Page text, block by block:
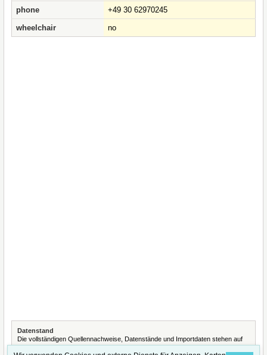
phone
+49 30 62970245
wheelchair
no
Datenstand
Die vollständigen Quellennachweise, Datenstände und Importdaten stehen auf
der SeiteQuellennachweise und Datenimporte.